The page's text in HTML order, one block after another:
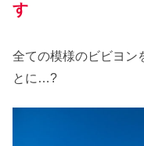
す
全ての模様のビビヨン
とに…?